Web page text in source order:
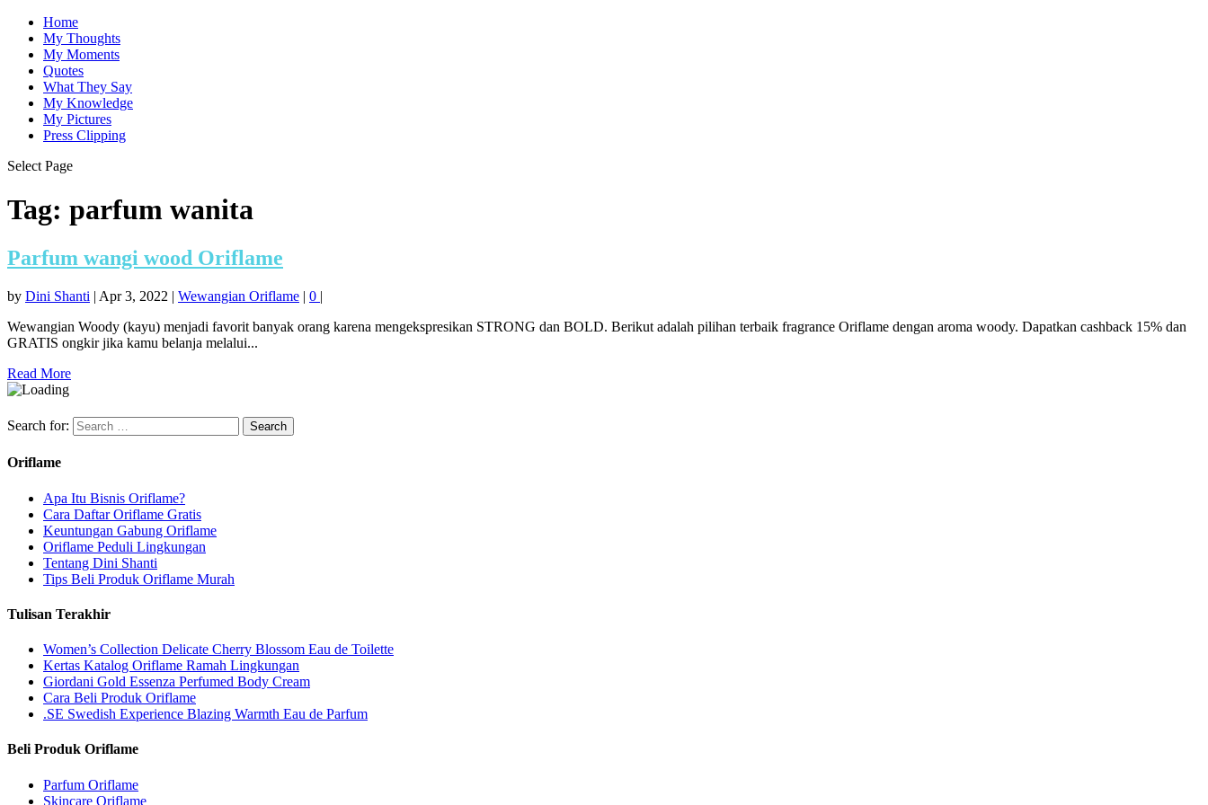
Home
My Thoughts
My Moments
Quotes
What They Say
My Knowledge
My Pictures
Press Clipping
Select Page
Tag: parfum wanita
Parfum wangi wood Oriflame
by Dini Shanti | Apr 3, 2022 | Wewangian Oriflame | 0 |
Wewangian Woody (kayu) menjadi favorit banyak orang karena mengekspresikan STRONG dan BOLD. Berikut adalah pilihan terbaik fragrance Oriflame dengan aroma woody. Dapatkan cashback 15% dan
GRATIS ongkir jika kamu belanja melalui...
Read More
Search for:
Oriflame
Apa Itu Bisnis Oriflame?
Cara Daftar Oriflame Gratis
Keuntungan Gabung Oriflame
Oriflame Peduli Lingkungan
Tentang Dini Shanti
Tips Beli Produk Oriflame Murah
Tulisan Terakhir
Women’s Collection Delicate Cherry Blossom Eau de Toilette
Kertas Katalog Oriflame Ramah Lingkungan
Giordani Gold Essenza Perfumed Body Cream
Cara Beli Produk Oriflame
.SE Swedish Experience Blazing Warmth Eau de Parfum
Beli Produk Oriflame
Parfum Oriflame
Skincare Oriflame